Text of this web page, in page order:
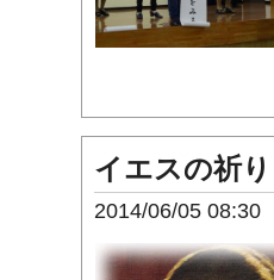
イエスの祈り
2014/06/05 08:30